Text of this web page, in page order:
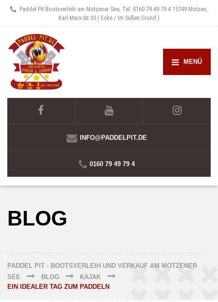
Paddel Pit Bootsverleih am Motzener See, Tel: 0160 79 49 79 4 15749 Motzen,
Karl-Marx-Str.30 ( Ecke / Im Süßen Grund )
MENÜ
INFO@PADDELPIT.DE
0160 79 49 79 4
BLOG
PADDEL PIT - BOOTSVERLEIH UND VERKAUF AM MOTZENER
SEE
BLOG
KAJAK
EIN IDEALER TAG ZUM PADDELN